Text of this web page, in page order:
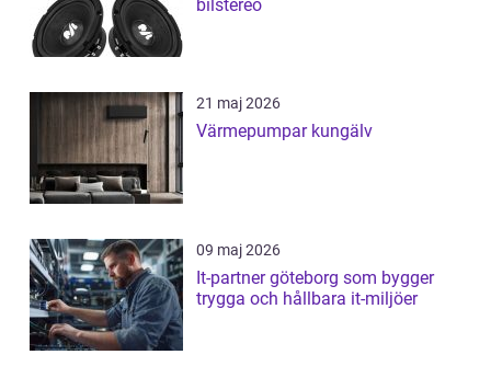
bilstereo
21 maj 2026
Värmepumpar kungälv
09 maj 2026
It-partner göteborg som bygger
trygga och hållbara it-miljöer